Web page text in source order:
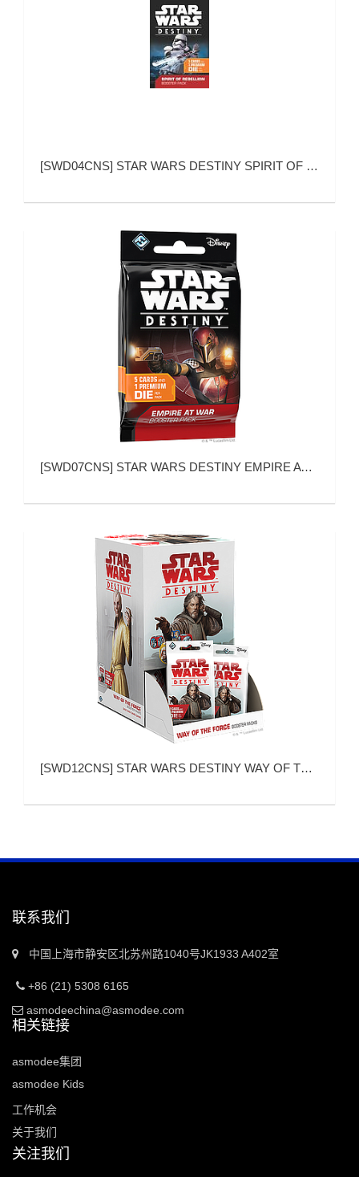
[SWD04CNS] STAR WARS DESTINY SPIRIT OF REBELLION (星球大战：命运 义军之魂 补充包)
[SWD07CNS] STAR WARS DESTINY EMPIRE AT WAR (星球大战：命运 战争帝国 补充包)
[SWD12CNS] STAR WARS DESTINY WAY OF THE FORCE BOOSTER PACK (星球大战：命运 原力之道 补充包)
联系我们
中国上海市静安区北苏州路1040号JK1933 A402室
+86 (21) 5308 6165
asmodeechina@asmodee.com
相关链接
asmodee集团
asmodee Kids
工作机会
关于我们
关注我们